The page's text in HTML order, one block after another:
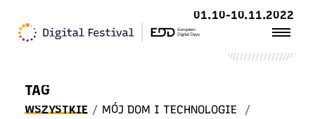
01.10-10.11.2022
w STREFIE WIEDZY
TAG
WSZYSTKIE / MÓJ DOM I TECHNOLOGIE
/